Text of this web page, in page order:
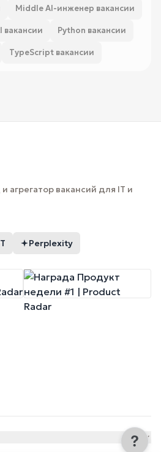
Middle AI-инженер вакансии
вакансии Python вакансии
TypeScript вакансии
вакансий для IT и
Perplexity